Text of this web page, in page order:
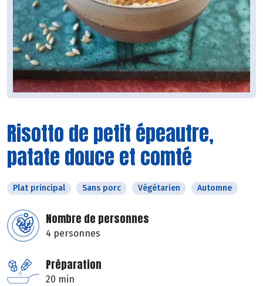
Risotto de petit épeautre,
patate douce et comté
Plat principal Sans porc Végétarien Automne
Nombre de personnes
4 personnes
Préparation
20 min